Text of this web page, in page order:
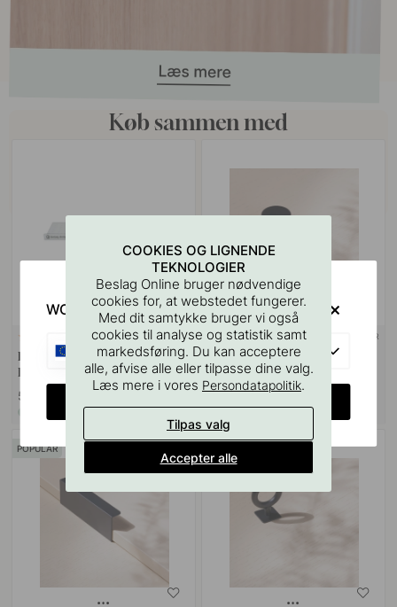
Køb sammen med
127
Boreskabelonen til Greb &
Knopper
55 kr
3 + FARVER
Toniton Circular Knop - Sort
109 kr
POPULAR
COOKIES OG LIGNENDE
TEKNOLOGIER
Beslag Online bruger nødvendige
cookies for, at webstedet fungerer.
Med dit samtykke bruger vi også
cookies til analyse og statistik samt
markedsføring. Du kan acceptere
alle, afvise alle eller tilpasse dine valg.
Læs mere i vores Persondatapolitik.
Tilpas valg
Accepter alle
WOULD YOU RATHER VISIT?
EU